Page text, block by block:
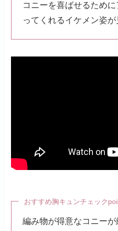
コニーを喜ばせるため
ってくれるイケメン姿
おすすめ胸キュンチェック
編み物が得意なコニー